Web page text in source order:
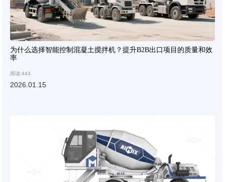
为什么选择智能控制混凝土搅拌机？提升B2B出口项目的质量和效
率
阅读:443
2026.01.15